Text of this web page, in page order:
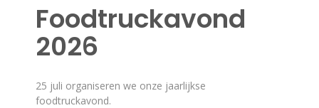
Foodtruckavond
2026
25 juli organiseren we onze jaarlijkse
foodtruckavond.